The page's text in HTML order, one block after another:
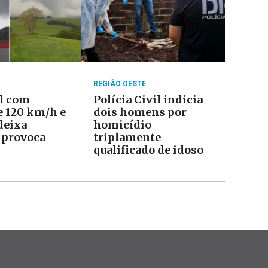
com
120 km/h e
REGIÃO OESTE
Polícia Civil indicia
dois homens por
homicídio
triplamente
qualificado de idoso